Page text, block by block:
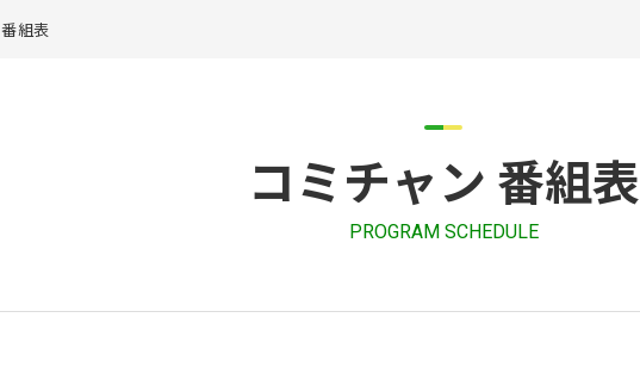
組表
コミチャン 番組表
PROGRAM SCHEDULE